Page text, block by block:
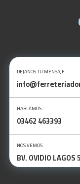
DEJANOS TU MENSAJE
HABLAMOS
03462 463393
NOS VEMOS
BV. OVIDIO LAGOS